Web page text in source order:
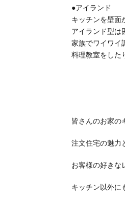
●アイランド
キッチンを壁面
アイランド型は
家族でワイワイ
料理教室をした
皆さんのお家の
注文住宅の魅力
お客様の好きな
キッチン以外に